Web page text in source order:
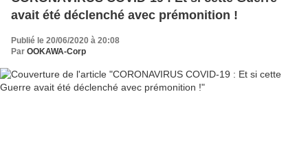
avait été déclenché avec prémonition !
Publié le 20/06/2020 à 20:08
Par OOKAWA-Corp